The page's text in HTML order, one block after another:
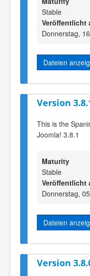
Stable
Veröffentlicht
Donnerstag,
Dateien
Version
This is the
Joomla! 3.8.1
Maturity
Stable
Veröffentlicht
Donnerstag,
Dateien
Version